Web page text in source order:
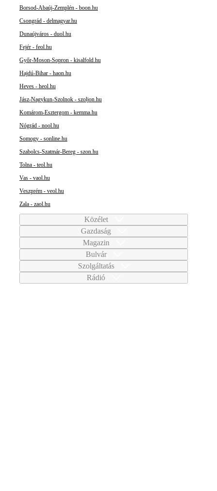
Borsod-Abaúj-Zemplén - boon.hu
Csongrád - delmagyar.hu
Dunaújváros - duol.hu
Fejér - feol.hu
Győr-Moson-Sopron - kisalfold.hu
Hajdú-Bihar - haon.hu
Heves - heol.hu
Jász-Nagykun-Szolnok - szoljon.hu
Komárom-Esztergom - kemma.hu
Nógrád - nool.hu
Somogy - sonline.hu
Szabolcs-Szatmár-Bereg - szon.hu
Tolna - teol.hu
Vas - vaol.hu
Veszprém - veol.hu
Zala - zaol.hu
Közélet
Gazdaság
Magazin
Bulvár
Szolgáltatás
Rádió